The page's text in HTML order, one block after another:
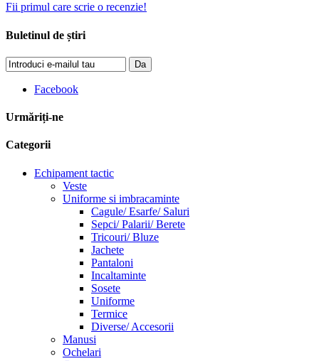
Fii primul care scrie o recenzie!
Buletinul de știri
Da
Facebook
Urmăriți-ne
Categorii
Echipament tactic
Veste
Uniforme si imbracaminte
Cagule/ Esarfe/ Saluri
Sepci/ Palarii/ Berete
Tricouri/ Bluze
Jachete
Pantaloni
Incaltaminte
Sosete
Uniforme
Termice
Diverse/ Accesorii
Manusi
Ochelari